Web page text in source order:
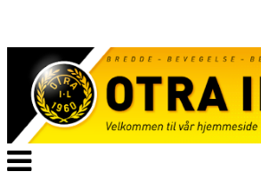
Veksle
navigasjon